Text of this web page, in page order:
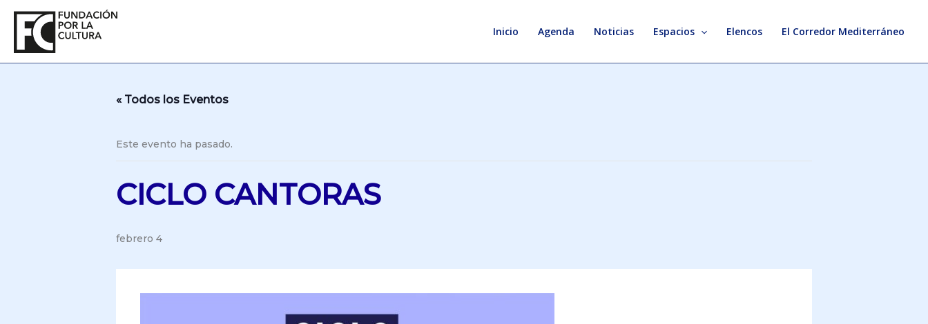
contenido
Inicio Agenda Noticias Espacios Elencos El Corredor Mediterráneo
« Todos los Eventos
Este evento ha pasado.
CICLO CANTORAS
febrero 4